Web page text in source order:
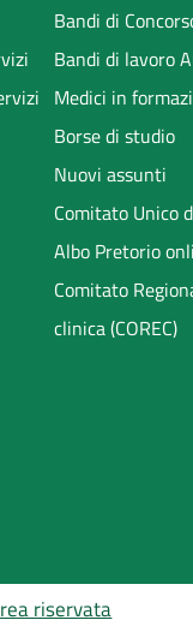
Bandi di
Bandi di lavoro
Medici in
Borse di studio
Nuovi assunti
Comitato Unico
Albo Pretorio
Comitato
clinica (COREC)
riservata